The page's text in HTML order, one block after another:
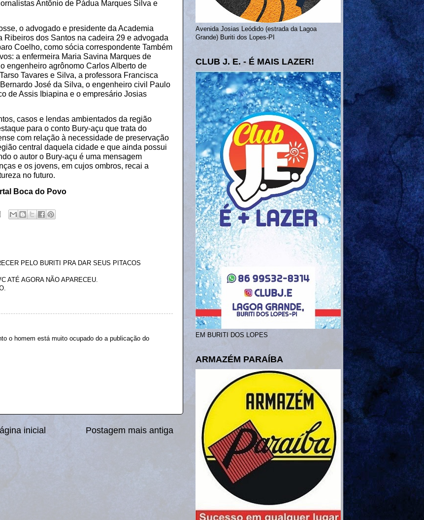
Antônio de Pádua Marques Silva e
o advogado e presidente da Academia
Ribeiros dos Santos na cadeira 29 e advogada
Coelho, como sócia correspondente Também
a enfermeira Maria Savina Marques de
engenheiro agrônomo Carlos Alberto de
Tavares e Silva, a professora Francisca
José da Silva, o engenheiro civil Paulo
de Assis Ibiapina e o empresário Josias
casos e lendas ambientados da região
para o conto Bury-açu que trata do
com relação à necessidade de preservação
central daquela cidade e que ainda possui
o autor o Bury-açu é uma mensagem
e os jovens, em cujos ombros, recai a
no futuro.
Boca do Povo
PELO BURITI PRA DAR SEUS PITACOS
ATÉ AGORA NÃO APARECEU.
o homem está muito ocupado do a publicação do
Postagem mais antiga
inicial
Avenida Josias Leódido (estrada da Lagoa
Grande) Buriti dos Lopes-PI
CLUB J. E. - É MAIS LAZER!
EM BURITI DOS LOPES
ARMAZÉM PARAÍBA